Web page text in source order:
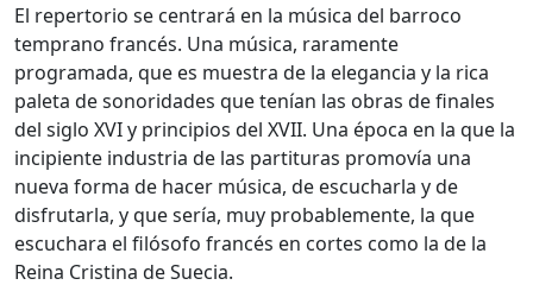
El repertorio se centrará en la música del barroco
temprano francés. Una música, raramente
programada, que es muestra de la elegancia y la rica
paleta de sonoridades que tenían las obras de finales
del siglo XVI y principios del XVII. Una época en la que la
incipiente industria de las partituras promovía una
nueva forma de hacer música, de escucharla y de
disfrutarla, y que sería, muy probablemente, la que
escuchara el filósofo francés en cortes como la de la
Reina Cristina de Suecia.